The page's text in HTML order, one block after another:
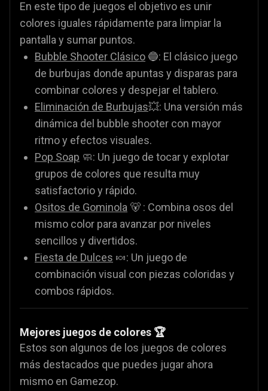
En este tipo de juegos el objetivo es unir
colores iguales rápidamente para limpiar la
pantalla y sumar puntos.
Bubble Shooter Clásico 🔵: El clásico juego
de burbujas donde apuntas y disparas para
combinar colores y despejar el tablero.
Eliminación de Burbujas💥: Una versión más
dinámica del bubble shooter con mayor
ritmo y efectos visuales.
Pop Soap 🧼: Un juego de tocar y explotar
grupos de colores que resulta muy
satisfactorio y rápido.
Ositos de Gominola 🐻 : Combina osos del
mismo color para avanzar por niveles
sencillos y divertidos.
Fiesta de Dulces 🍬: Un juego de
combinación visual con piezas coloridas y
combos rápidos.
Mejores juegos de colores 🏆
Estos son algunos de los juegos de colores
más destacados que puedes jugar ahora
mismo en Gamezop.